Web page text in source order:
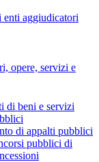
aggiudicatori
opere, servizi e
di beni e servizi
di appalti pubblici
pubblici di